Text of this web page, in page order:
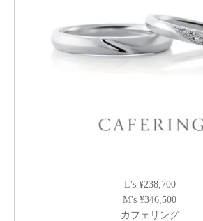
L's ¥238,700
M's ¥346,500
カフェリング